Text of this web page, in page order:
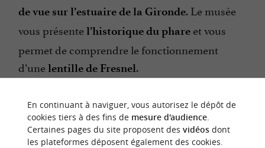
de vue sur l’estuaire de la Gironde. Le musée
vous présente l’historique du phare et vous
permet de comprendre le fonctionnement
d’une lentille de Fresnel.
En continuant à naviguer, vous autorisez le dépôt de
cookies tiers à des fins de mesure d'audience.
Certaines pages du site proposent des vidéosdont
les plateformes déposent également des cookies.